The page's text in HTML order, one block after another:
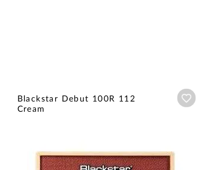
Añadir a wishlist
Blackstar Debut 100R 112
Cream